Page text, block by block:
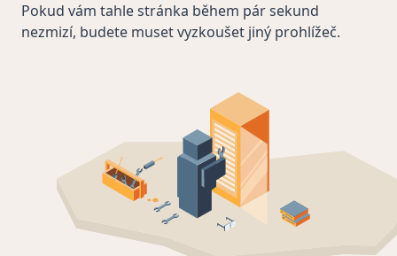
Pokud vám tahle stránka během pár sekund
nezmizí, budete muset vyzkoušet jiný prohlížeč.